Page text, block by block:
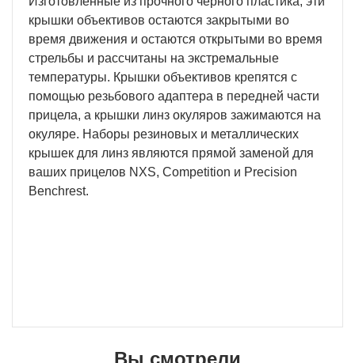
крышки объективов остаются закрытыми во
время движения и остаются открытыми во время
стрельбы и рассчитаны на экстремальные
температуры. Крышки объективов крепятся с
помощью резьбового адаптера в передней части
прицела, а крышки линз окуляров зажимаются на
окуляре. Наборы резиновых и металлических
крышек для линз являются прямой заменой для
ваших прицелов NXS, Competition и Precision
Benchrest.
Вы смотрели